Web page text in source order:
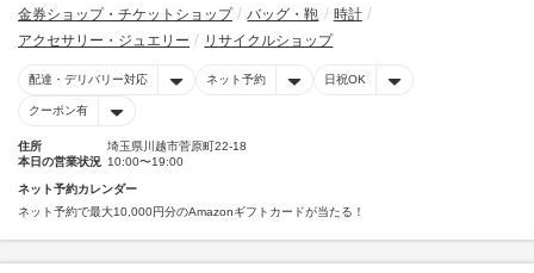
金券ショップ・チケットショップ バッグ・鞄
時計
アクセサリー・ジュエリー
リサイクルショップ
配達・デリバリー対応 ネット予約 日祝OK
クーポン有
住所
埼玉県川越市菅原町22-18
本日の営業状況 10:00〜19:00
ネット予約カレンダー
ネット予約で最大10,000円分のAmazonギフトカードが当たる！